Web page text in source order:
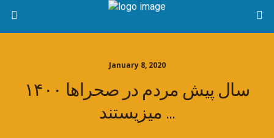
January 8, 2020
۱۴۰۰ سال پیش مردم در صحراها
میزیستند …